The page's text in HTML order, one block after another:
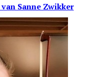
Sanne Zwikker